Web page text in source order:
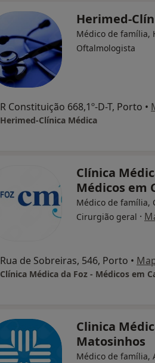
Herimed-
Médico de família,
Oftalmologista
R Constituição 668,1º-D-T, Porto •
Herimed-Clínica Médica
Clínica
Médicos em
Médico de família,
Cirurgião geral ·
Rua de Sobreiras, 546, Porto •
Clínica Médica da Foz - Médicos em
Clinica
Matosinhos
Médico de família,